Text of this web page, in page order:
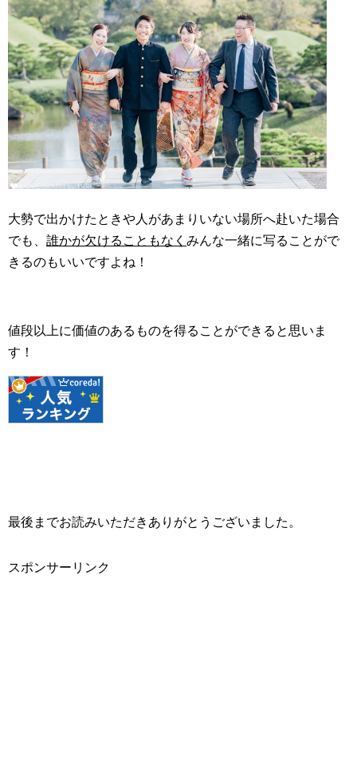
大勢で出かけたときや人があまりいない場所へ赴いた場合
でも、 誰かが欠けることもなく みんな一緒に写ることがで
きるのもいいですよね！
値段以上に価値のあるものを得ることができると思いま
す！
最後までお読みいただきありがとうございました。
スポンサーリンク